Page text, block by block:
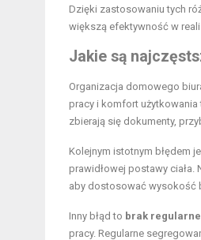
Dzięki zastosowaniu tych
większą efektywność w
Jakie są
Organizacja domowego
pracy i komfort
zbierają się dokumenty,
Kolejnym istotnym błędem
prawidłowej postawy
aby dostosować wysokość
Inny błąd to brak
pracy. Regularne